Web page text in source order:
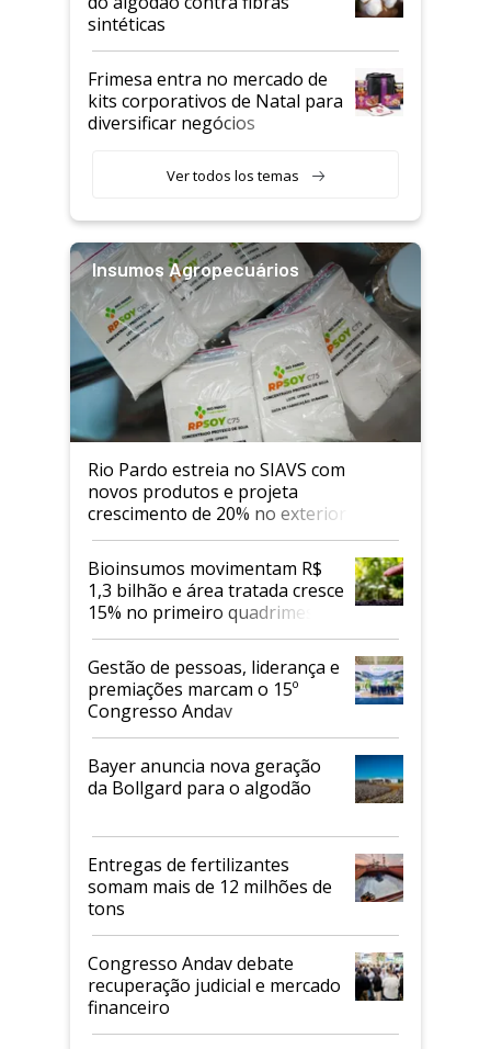
sintéticas
Frimesa entra no mercado de
kits corporativos de Natal para
diversificar negócios
Ver todos los temas
Insumos Agropecuários
Rio Pardo estreia no SIAVS com
novos produtos e projeta
crescimento de 20% no exterior
Bioinsumos movimentam R$
1,3 bilhão e área tratada cresce
15% no primeiro quadrimestre
de 2026
Gestão de pessoas, liderança e
premiações marcam o 15º
Congresso Andav
Bayer anuncia nova geração
da Bollgard para o algodão
Entregas de fertilizantes
somam mais de 12 milhões de
tons
Congresso Andav debate
recuperação judicial e mercado
financeiro